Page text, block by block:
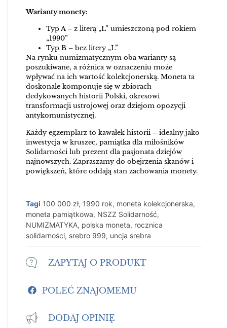
Warianty monety:
Typ A – z literą „L” umieszczoną pod rokiem
„1990”
Typ B – bez litery „L”
Na rynku numizmatycznym oba warianty są
poszukiwane, a różnica w oznaczeniu może
wpływać na ich wartość kolekcjonerską. Moneta ta
doskonale komponuje się w zbiorach
dedykowanych historii Polski, okresowi
transformacji ustrojowej oraz dziejom opozycji
antykomunistycznej.
Każdy egzemplarz to kawałek historii – idealny jako
inwestycja w kruszec, pamiątka dla miłośników
Solidarności lub prezent dla pasjonata dziejów
najnowszych. Zapraszamy do obejrzenia skanów i
powiększeń, które oddają stan zachowania monety.
Tagi 100 000 zł, 1990 rok, moneta kolekcjonerska,
moneta pamiątkowa, NSZZ Solidarność,
NUMIZMATYKA, polska moneta, rocznica
solidarności, srebro 999, uncja srebra
ZAPYTAJ O PRODUKT
POLEĆ ZNAJOMEMU
DODAJ OPINIĘ